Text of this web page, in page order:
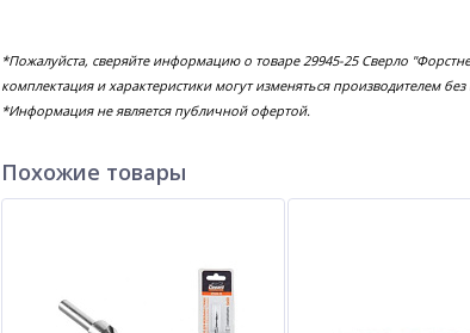
*Пожалуйста, сверяйте информацию о товаре 29945-25 Сверло
комплектация и характеристики могут изменяться производителем
*Информация не является публичной офертой.
Похожие товары